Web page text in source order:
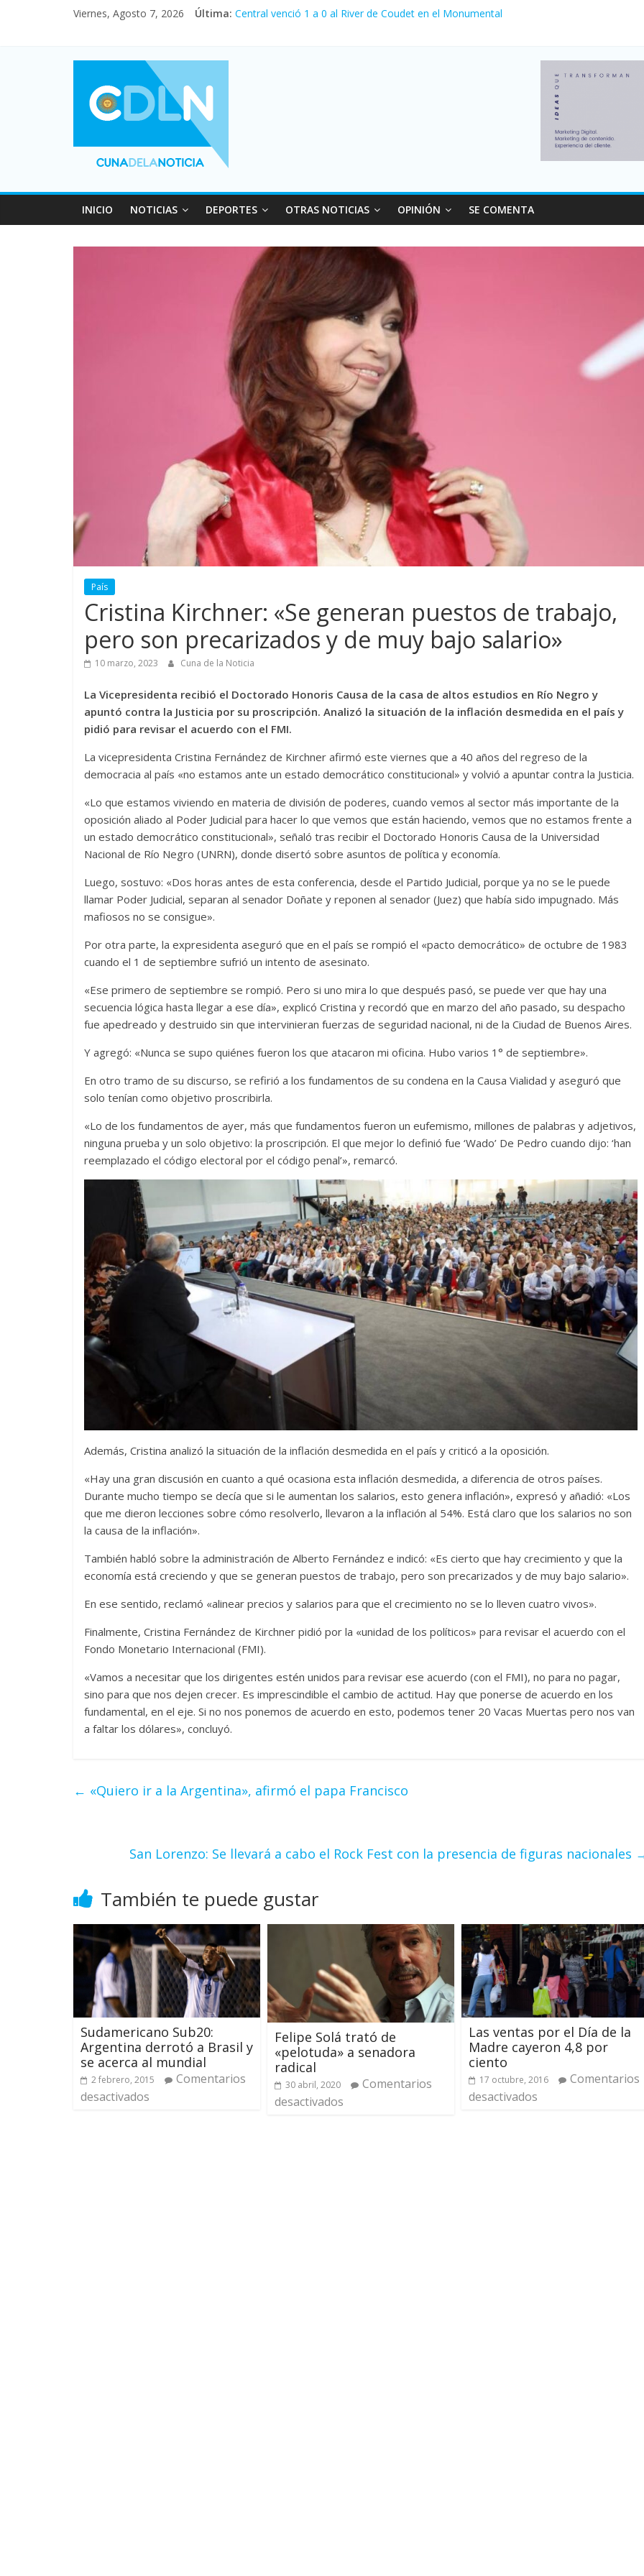
Viernes, Agosto 7, 2026 Última: Fuerte caída de la venta de autos usados en julio: bajó un 12,6% interanual
Desde que asumió Milei cerraron 41.000 kioscos: el sector denuncia crisis como en
Vacaciones de invierno con más movimiento y consumo turístico: 4,6 millones de
INICIO NOTICIAS DEPORTES OTRAS NOTICIAS OPINIÓN SE COMENTA
País
Cristina Kirchner: «Se generan puestos de trabajo,
pero son precarizados y de muy bajo salario»
10 marzo, 2023 Cuna de la Noticia
La Vicepresidenta recibió el Doctorado Honoris Causa de la casa de altos estudios en Río Negro y
apuntó contra la Justicia por su proscripción. Analizó la situación de la inflación desmedida en el país y
pidió para revisar el acuerdo con el FMI.
La vicepresidenta Cristina Fernández de Kirchner afirmó este viernes que a 40 años del regreso de la
democracia al país «no estamos ante un estado democrático constitucional» y volvió a apuntar contra la Justicia.
«Lo que estamos viviendo en materia de división de poderes, cuando vemos al sector más importante de la
oposición aliado al Poder Judicial para hacer lo que vemos que están haciendo, vemos que no estamos frente a
un estado democrático constitucional», señaló tras recibir el Doctorado Honoris Causa de la Universidad
Nacional de Río Negro (UNRN), donde disertó sobre asuntos de política y economía.
Luego, sostuvo: «Dos horas antes de esta conferencia, desde el Partido Judicial, porque ya no se le puede
llamar Poder Judicial, separan al senador Doñate y reponen al senador (Juez) que había sido impugnado. Más
mafiosos no se consigue».
Por otra parte, la expresidenta aseguró que en el país se rompió el «pacto democrático» de octubre de 1983
cuando el 1 de septiembre sufrió un intento de asesinato.
«Ese primero de septiembre se rompió. Pero si uno mira lo que después pasó, se puede ver que hay una
secuencia lógica hasta llegar a ese día», explicó Cristina y recordó que en marzo del año pasado, su despacho
fue apedreado y destruido sin que intervinieran fuerzas de seguridad nacional, ni de la Ciudad de Buenos Aires.
Y agregó: «Nunca se supo quiénes fueron los que atacaron mi oficina. Hubo varios 1° de septiembre».
En otro tramo de su discurso, se refirió a los fundamentos de su condena en la Causa Vialidad y aseguró que
solo tenían como objetivo proscribirla.
«Lo de los fundamentos de ayer, más que fundamentos fueron un eufemismo, millones de palabras y adjetivos,
ninguna prueba y un solo objetivo: la proscripción. El que mejor lo definió fue ‘Wado’ De Pedro cuando dijo: ‘han
reemplazado el código electoral por el código penal’», remarcó.
Además, Cristina analizó la situación de la inflación desmedida en el país y criticó a la oposición.
«Hay una gran discusión en cuanto a qué ocasiona esta inflación desmedida, a diferencia de otros países.
Durante mucho tiempo se decía que si le aumentan los salarios, esto genera inflación», expresó y añadió: «Los
que me dieron lecciones sobre cómo resolverlo, llevaron a la inflación al 54%. Está claro que los salarios no son
la causa de la inflación».
También habló sobre la administración de Alberto Fernández e indicó: «Es cierto que hay crecimiento y que la
economía está creciendo y que se generan puestos de trabajo, pero son precarizados y de muy bajo salario».
En ese sentido, reclamó «alinear precios y salarios para que el crecimiento no se lo lleven cuatro vivos».
Finalmente, Cristina Fernández de Kirchner pidió por la «unidad de los políticos» para revisar el acuerdo con el
Fondo Monetario Internacional (FMI).
«Vamos a necesitar que los dirigentes estén unidos para revisar ese acuerdo (con el FMI), no para no pagar,
sino para que nos dejen crecer. Es imprescindible el cambio de actitud. Hay que ponerse de acuerdo en los
fundamental, en el eje. Si no nos ponemos de acuerdo en esto, podemos tener 20 Vacas Muertas pero nos van
a faltar los dólares», concluyó.
← «Quiero ir a la Argentina», afirmó el papa Francisco
San Lorenzo: Se llevará a cabo el Rock Fest con la presencia de figuras nacionales
También te puede gustar
Sudamericano Sub20:
Argentina derrotó a Brasil y
se acerca al mundial
2 febrero, 2015
Comentarios
desactivados
Felipe Solá trató de
«pelotuda» a senadora
radical
30 abril, 2020
Comentarios
desactivados
Las ventas por el Día de la
Madre cayeron 4,8 por
ciento
17 octubre, 2016
Comentarios
desactivados